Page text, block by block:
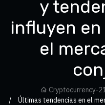
y
influyen
el
Cryptocurrency-
Últimas tendencias en el